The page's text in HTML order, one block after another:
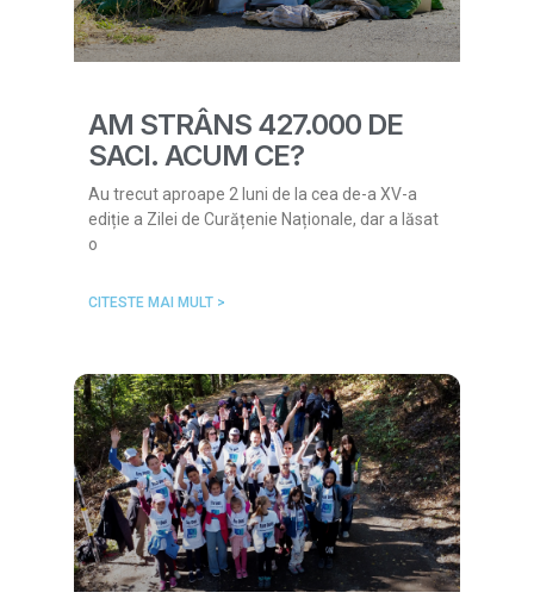
AM STRÂNS 427.000 DE
SACI. ACUM CE?
Au trecut aproape 2 luni de la cea de-a XV-a
ediție a Zilei de Curățenie Naționale, dar a lăsat
o
CITESTE MAI MULT >